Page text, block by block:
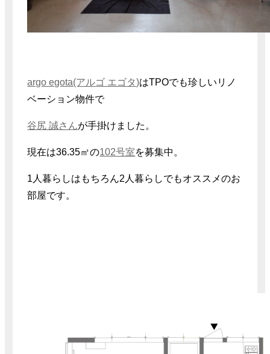
argo egota(アルゴ エゴタ)はTPOでも珍しいリノ
ベーション物件で
谷尻 誠さんが手掛けました。
現在は36.35㎡の102号室を募集中。
1人暮らしはもちろん2人暮らしでもオススメのお
部屋です。